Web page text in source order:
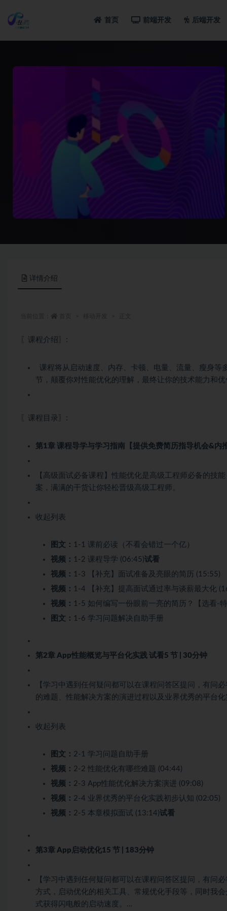
首页 前端开发 后端开发
详情介绍
〖课程介绍〗:
课程将从启动速度、内存、卡顿、电量、流量、瘦身
节，颠覆你对性能优化的理解，最终让你的技术能力和优
〖课程目录〗:
第1章 课程导学与学习指南【提供免费简历指导机会&内
【高级面试必备课程】性能优化是高级工程师必备的技
案，满满的干货让你轻松晋级高级工程师。
收起列表
图文： 1-1 课前必读（不看会错过一个亿）
视频： 1-2 课程导学 (06:45)试看
视频： 1-3 【补充】面试准备及亮眼的简历 (15:55)
视频： 1-4 【补充】提高面试通过率与谈薪最大化
视频： 1-5 如何编写一份眼前一亮的简历？【选看-
图文： 1-6 学习问题解决自助手册
第2章 App性能概览与平台化实践 试看5 节 | 30分钟
【学习中遇到任何疑问都可以在课程问答区提问，有问
的难题、性能解决方案的演进过程以及业界优秀的平台化
收起列表
图文： 2-1 学习问题自助手册
视频： 2-2 性能优化有哪些难题 (04:44)
视频： 2-3 App性能优化解决方案演进 (09:08)
视频： 2-4 业界优秀的平台化实践初步认知 (02:05)
视频： 2-5 本章模拟面试 (13:14)试看
第3章 App启动优化15 节 | 183分钟
【学习中遇到任何疑问都可以在课程问答区提问，有问
方式，启动优化的相关工具、常规优化手段等，同时我
式获得闪电般的启动速度。…